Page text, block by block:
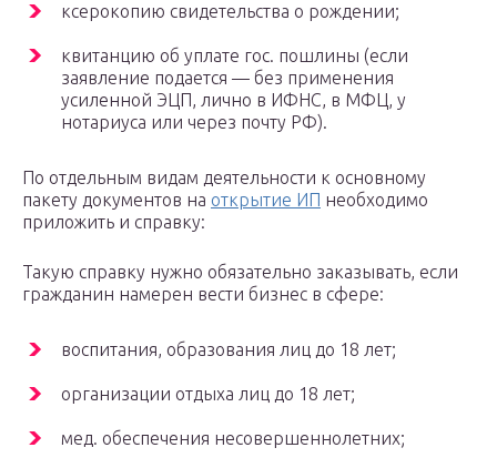
ксерокопию свидетельства о рождении;
квитанцию об уплате гос. пошлины (если
заявление подается — без применения
усиленной ЭЦП, лично в ИФНС, в МФЦ, у
нотариуса или через почту РФ).
По отдельным видам деятельности к основному
пакету документов на открытие ИП необходимо
приложить и справку:
Такую справку нужно обязательно заказывать, если
гражданин намерен вести бизнес в сфере:
воспитания, образования лиц до 18 лет;
организации отдыха лиц до 18 лет;
мед. обеспечения несовершеннолетних;